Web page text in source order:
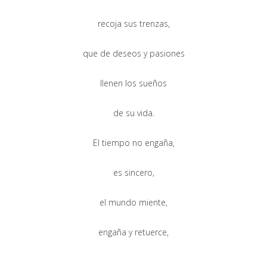
recoja sus trenzas,
que de deseos y pasiones
llenen los sueños
de su vida.
El tiempo no engaña,
es sincero,
el mundo miente,
engaña y retuerce,